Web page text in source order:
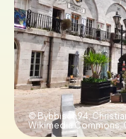
© Bybbisch94,
Wikimedia Commons,